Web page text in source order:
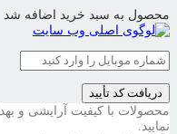
محصول به سبد خرید اضافه شد
دریافت کد تأیید
محصولات با کیفیت آرایشی و
نمایید.